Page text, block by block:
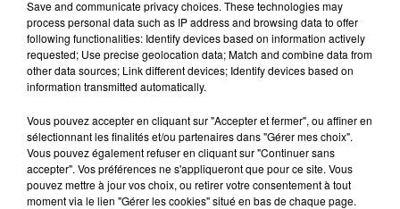
Save and communicate privacy choices. These technologies may
process personal data such as IP address and browsing data to offer
following functionalities: Identify devices based on information actively
requested; Use precise geolocation data; Match and combine data from
other data sources; Link different devices; Identify devices based on
information transmitted automatically.
Vous pouvez accepter en cliquant sur "Accepter et fermer", ou affiner en
sélectionnant les finalités et/ou partenaires dans "Gérer mes choix".
Vous pouvez également refuser en cliquant sur "Continuer sans
accepter". Vos préférences ne s'appliqueront que pour ce site. Vous
pouvez mettre à jour vos choix, ou retirer votre consentement à tout
moment via le lien "Gérer les cookies" situé en bas de chaque page.